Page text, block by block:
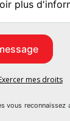
afin
soignées.
sont
mes droits
vous reconnaissez